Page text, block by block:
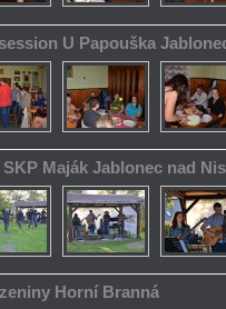
U Papouška
SKP Maják Jablonec nad
Horní Branná